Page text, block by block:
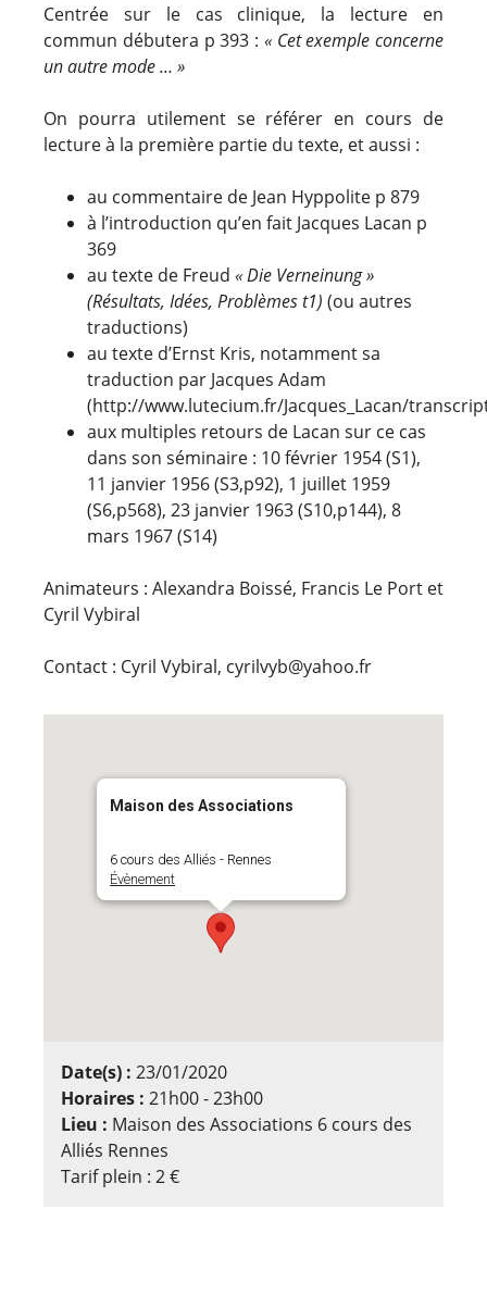
Centrée sur le cas clinique, la lecture en
commun débutera p 393 : « Cet exemple concerne
un autre mode … »
On pourra utilement se référer en cours de
lecture à la première partie du texte, et aussi :
au commentaire de Jean Hyppolite p 879
à l’introduction qu’en fait Jacques Lacan p
369
au texte de Freud « Die Verneinung »
(Résultats, Idées, Problèmes t1) (ou autres
traductions)
au texte d’Ernst Kris, notamment sa
traduction par Jacques Adam
(http://www.lutecium.fr/Jacques_Lacan/
aux multiples retours de Lacan sur ce cas
dans son séminaire : 10 février 1954 (S1),
11 janvier 1956 (S3,p92), 1 juillet 1959
(S6,p568), 23 janvier 1963 (S10,p144), 8
mars 1967 (S14)
Animateurs : Alexandra Boissé, Francis Le Port et
Cyril Vybiral
Contact : Cyril Vybiral, cyrilvyb@yahoo.fr
Maison des Associations
6 cours des Alliés - Rennes
Évènement
Date(s) : 23/01/2020
Horaires : 21h00 - 23h00
Lieu : Maison des Associations 6 cours des
Alliés Rennes
Tarif plein : 2 €